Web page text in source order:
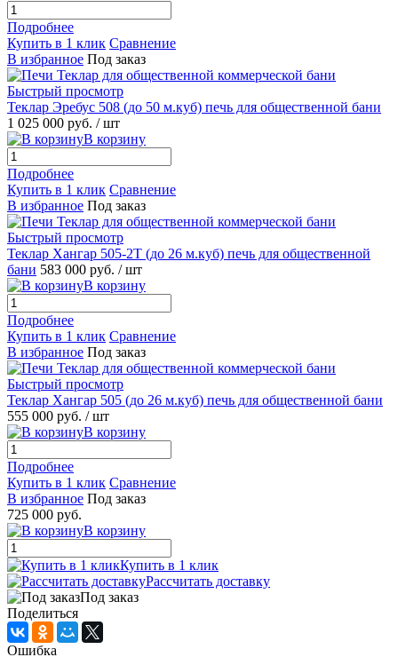
Подробнее
Купить в 1 клик Сравнение
В избранное Под заказ
Быстрый просмотр
Теклар Эребус 508 (до 50 м.куб) печь для общественной бани
1 025 000 руб. / шт
В корзину
Подробнее
Купить в 1 клик Сравнение
В избранное Под заказ
Быстрый просмотр
Теклар Хангар 505-2Т (до 26 м.куб) печь для общественной
бани 583 000 руб. / шт
В корзину
Подробнее
Купить в 1 клик Сравнение
В избранное Под заказ
Быстрый просмотр
Теклар Хангар 505 (до 26 м.куб) печь для общественной бани
555 000 руб. / шт
В корзину
Подробнее
Купить в 1 клик Сравнение
В избранное Под заказ
725 000 руб.
В корзину
Купить в 1 клик
Рассчитать доставку
Под заказ
Поделиться
Ошибка